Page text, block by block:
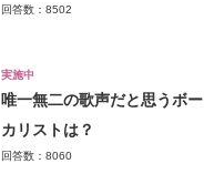
回答数：8502
実施中
唯一無二の歌声だと思うボー
カリストは？
回答数：8060